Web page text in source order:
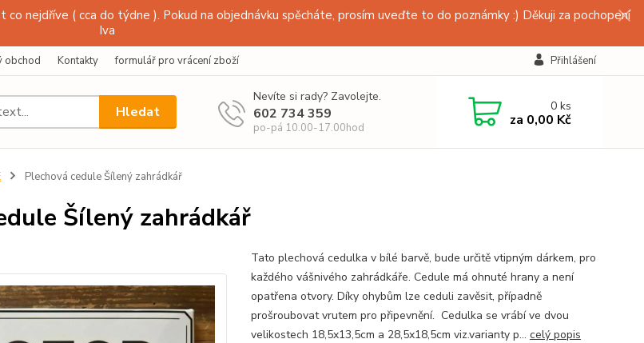
nejdříve ( cca do týdne ). Pokud na objednávku spěcháte, prosím uveďte to do poznámky :) Děkuji za pochopení
Iva
obchod Kontakty formulář pro vrácení zboží Přihlášení
Hledat
Nevíte si rady? Zavolejte.
602 734 359
po-pá 10.00-17.00hod
0ks
za 0,00 Kč
Plechová cedule Šílený zahrádkář
Šílený zahrádkář
Tato plechová cedulka v bílé barvě, bude určitě vtipným dárkem, pro
každého vášnivého zahrádkáře. Cedule má ohnuté hrany a není
opatřena otvory. Díky ohybům lze ceduli zavěsit, případně
prošroubovat vrutem pro připevnění. Cedulka se vrábí ve dvou
velikostech 18,5x13,5cm a 28,5x18,5cm viz.varianty p... celý popis